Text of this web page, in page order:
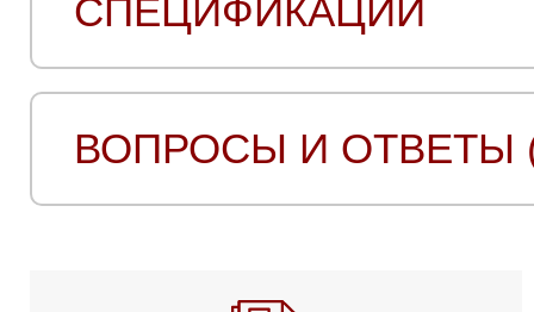
СПЕЦИФИКАЦИИ
ВОПРОСЫ И ОТВЕТЫ